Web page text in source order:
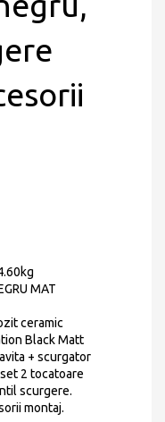
MAT
ceramic
Black Matt
+ scurgator
2 tocatoare
scurgere.
montaj.